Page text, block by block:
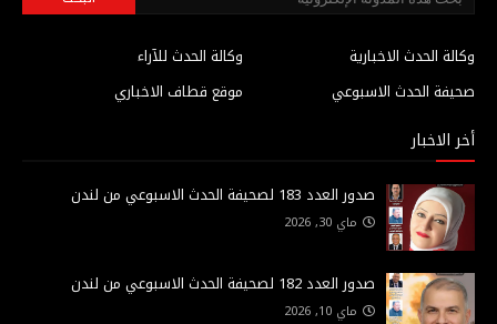
وكالة الحدث للآراء
وكالة الحدث الاخبارية
موقع قطاف الاخباري
صحيفة الحدث الاسبوعي
أخر الاخبار
صدور العدد 183 لصحيفة الحدث الاسبوعي من لندن
ماي 30, 2026
صدور العدد 182 لصحيفة الحدث الاسبوعي من لندن
ماي 10, 2026